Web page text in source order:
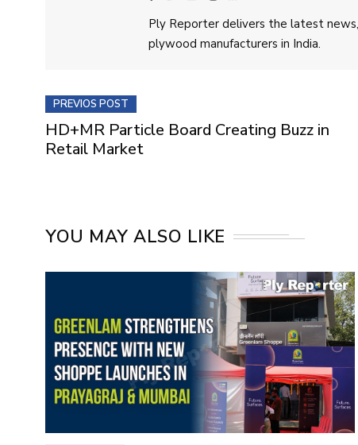
Ply Reporter delivers the latest
plywood manufacturers in India.
PREVIOS POST
HD+MR Particle Board Creating Buzz in
Retail Market
YOU MAY ALSO LIKE